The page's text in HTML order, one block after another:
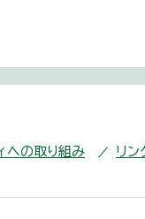
への取り組み リン